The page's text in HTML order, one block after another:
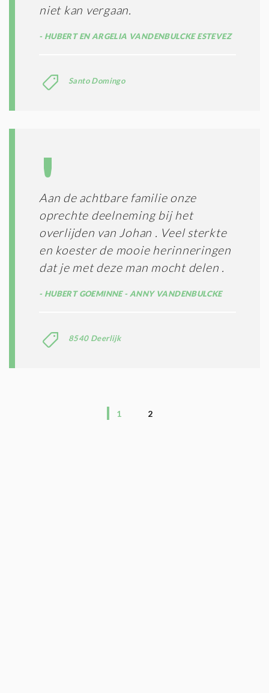
niet kan vergaan.
HUBERT EN ARGELIA VANDENBULCKE ESTEVEZ
Santo Domingo
Aan de achtbare familie onze
oprechte deelneming bij het
overlijden van Johan . Veel sterkte
en koester de mooie herinneringen
dat je met deze man mocht delen .
HUBERT GOEMINNE - ANNY VANDENBULCKE
8540 Deerlijk
1 2